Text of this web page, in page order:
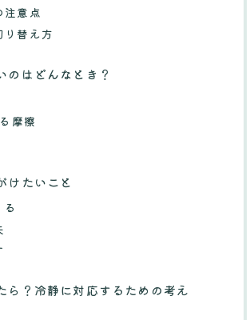
注意点
り替え方
のはどんなとき？
摩擦
けたいこと
ら？冷静に対応するための考え